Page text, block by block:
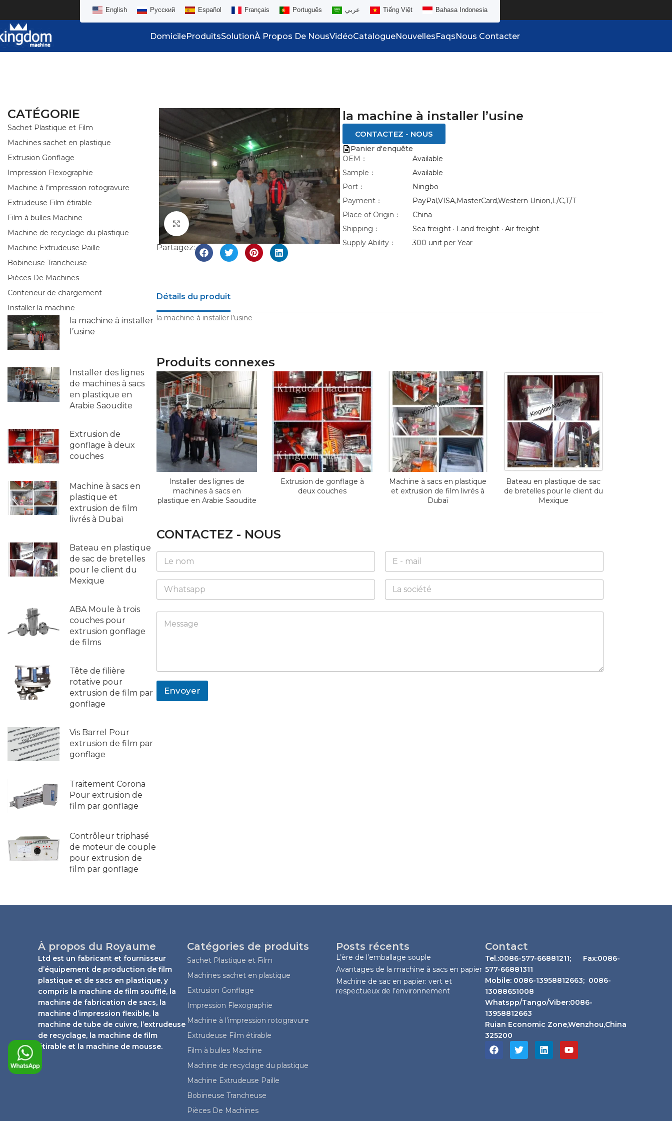
English Русский Español Français Português عربي Tiếng Việt Bahasa Indonesia
DomicileProduitsSolutionÀ Propos De NousVidéoCatalogueNouvellesFaqsNous Contacter
CATÉGORIE
Sachet Plastique et Film
Machines sachet en plastique
Extrusion Gonflage
Impression Flexographie
Machine à l’impression rotogravure
Extrudeuse Film étirable
Film à bulles Machine
Machine de recyclage du plastique
Machine Extrudeuse Paille
Bobineuse Trancheuse
Pièces De Machines
Conteneur de chargement
Installer la machine
la machine à installer
l’usine
Installer des lignes
de machines à sacs
en plastique en
Arabie Saoudite
Extrusion de
gonflage à deux
couches
Machine à sacs en
plastique et
extrusion de film
livrés à Dubaï
Bateau en plastique
de sac de bretelles
pour le client du
Mexique
ABA Moule à trois
couches pour
extrusion gonflage
de films
Tête de filière
rotative pour
extrusion de film par
gonflage
Vis Barrel Pour
extrusion de film par
gonflage
Traitement Corona
Pour extrusion de
film par gonflage
Contrôleur triphasé
de moteur de couple
pour extrusion de
film par gonflage
Click to enlarge
Partagez:
la machine à installer l’usine
CONTACTEZ - NOUS
Panier d'enquête
OEM：
Available
Sample：
Available
Port：
Ningbo
Payment：
PayPal,VISA,MasterCard,Western Union,L/C,T/T
Place of Origin：
China
Shipping：
Sea freight · Land freight · Air freight
Supply Ability：
300 unit per Year
Détails du produit
la machine à installer l’usine
Produits connexes
Installer des lignes de
machines à sacs en
plastique en Arabie Saoudite
Extrusion de gonflage à
deux couches
Machine à sacs en plastique
et extrusion de film livrés à
Dubaï
Bateau en plastique de sac
de bretelles pour le client du
Mexique
CONTACTEZ - NOUS
a
M
e
s
N
m
E
a
*
m
W
a
t
C
m
p
M
e
*
Envoyer
À propos du Royaume
Ltd est un fabricant et fournisseur
d’équipement de production de film
plastique et de sacs en plastique, y
compris la machine de film soufflé, la
machine de fabrication de sacs, la
machine d’impression flexible, la
machine de tube de cuivre, l’extrudeuse
de recyclage, la machine de film
étirable et la machine de mousse.
Catégories de produits
Sachet Plastique et Film
Machines sachet en plastique
Extrusion Gonflage
Impression Flexographie
Machine à l’impression rotogravure
Extrudeuse Film étirable
Film à bulles Machine
Machine de recyclage du plastique
Machine Extrudeuse Paille
Bobineuse Trancheuse
Pièces De Machines
Posts récents
L’ère de l’emballage souple
Avantages de la machine à sacs en papier
Machine de sac en papier: vert et
respectueux de l’environnement
Contact
Tel.:0086-577-66881211; Fax:0086-
577-66881311
Mobile: 0086-13958812663; 0086-
13088651008
Whatspp/Tango/Viber:0086-
13958812663
Ruian Economic Zone,Wenzhou,China
325200